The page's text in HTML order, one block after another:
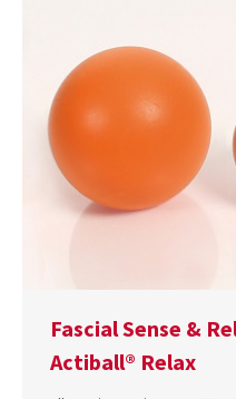
Fascial Sense &
Actiball® Relax